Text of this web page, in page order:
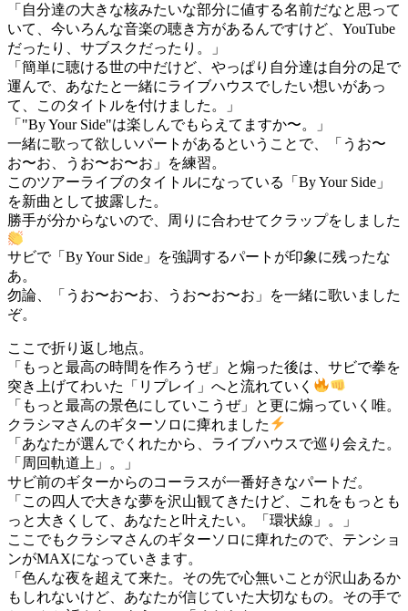
「自分達の大きな核みたいな部分に値する名前だなと思って
いて、今いろんな音楽の聴き方があるんですけど、YouTube
だったり、サブスクだったり。」
「簡単に聴ける世の中だけど、やっぱり自分達は自分の足で
運んで、あなたと一緒にライブハウスでしたい想いがあっ
て、このタイトルを付けました。」
「"By Your Side"は楽しんでもらえてますか〜。」
一緒に歌って欲しいパートがあるということで、「うお〜
お〜お、うお〜お〜お」を練習。
このツアーライブのタイトルになっている「By Your Side」
を新曲として披露した。
勝手が分からないので、周りに合わせてクラップをしました
サビで「By Your Side」を強調するパートが印象に残ったな
あ。
勿論、「うお〜お〜お、うお〜お〜お」を一緒に歌いました
ぞ。
ここで折り返し地点。
「もっと最高の時間を作ろうぜ」と煽った後は、サビで拳を
突き上げてわいた「リプレイ」へと流れていく
「もっと最高の景色にしていこうぜ」と更に煽っていく唯。
クラシマさんのギターソロに痺れました
「あなたが選んでくれたから、ライブハウスで巡り会えた。
「周回軌道上」。」
サビ前のギターからのコーラスが一番好きなパートだ。
「この四人で大きな夢を沢山観てきたけど、これをもっとも
っと大きくして、あなたと叶えたい。「環状線」。」
ここでもクラシマさんのギターソロに痺れたので、テンショ
ンがMAXになっていきます。
「色んな夜を超えて来た。その先で心無いことが沢山あるか
もしれないけど、あなたが信じていた大切なもの。その手で